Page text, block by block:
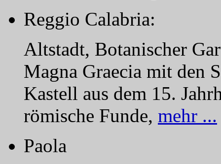
Reggio Calabria:
Altstadt, Botanischer
Magna Graecia mit den
Kastell aus dem 15.
römische Funde, mehr ...
Paola